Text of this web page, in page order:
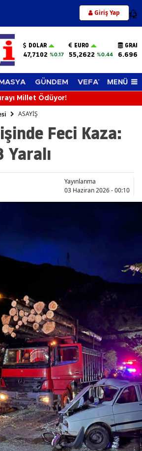
Giriş Yap 12
DOLAR
47,7102 %0.17
EURO
55,2622 %0.44
GÜNDEM VEFAT EDENLER
MENÜ
Millet Ödüyor!
ASAYİŞ
Feci Kaza:
Yaralı
Yayınlanma
03 Haziran 2026 - 00:10